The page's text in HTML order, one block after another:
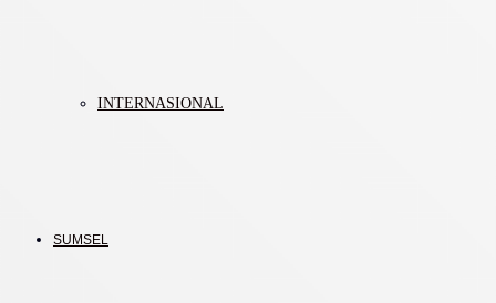
INTERNASIONAL
SUMSEL